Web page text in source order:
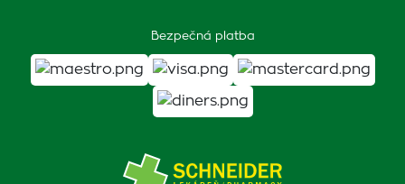
Bezpečná platba